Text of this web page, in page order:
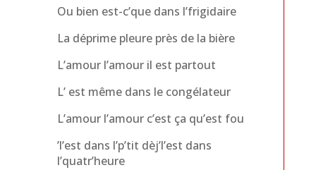
Ou bien est-c’que dans l’frigidaire
La déprime pleure près de la bière
L’amour l’amour il est partout
L’ est même dans le congélateur
L’amour l’amour c’est ça qu’est fou
’l’est dans l’p’tit dèj’l’est dans
l’quatr’heure